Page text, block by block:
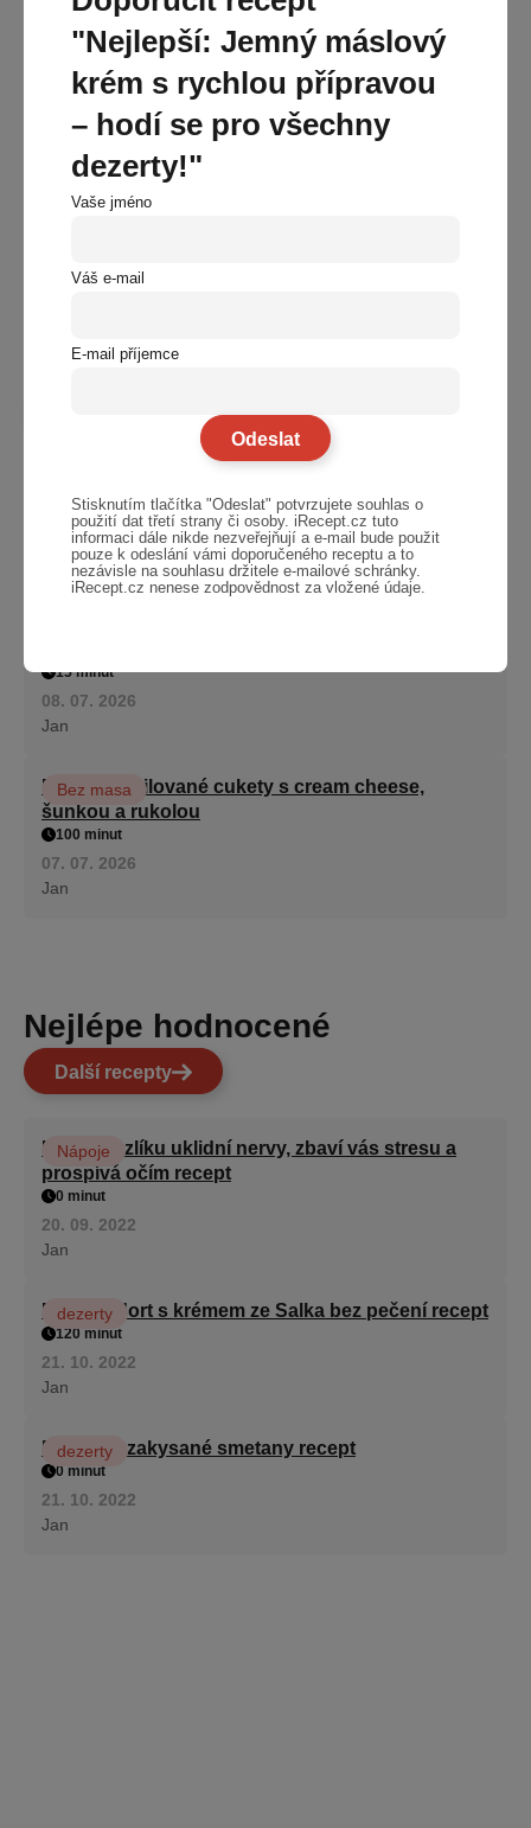
Podobné recepty
křupavá a zlatavá
30 minut
13. 07. 2026
15 minut
08. 07. 2026
Jan
Roláda z grilované cukety s cream cheese,
šunkou a rukolou
Bez masa
100 minut
07. 07. 2026
Jan
Nejlépe hodnocené
Další recepty
Kořen kozlíku uklidní nervy, zbaví vás stresu a
prospívá očím recept
Nápoje
0 minut
20. 09. 2022
Jan
Patrový dort s krémem ze Salka bez pečení recept
dezerty
120 minut
21. 10. 2022
Jan
Fánky ze zakysané smetany recept
dezerty
0 minut
21. 10. 2022
Jan
"Nejlepší: Jemný máslový
krém s rychlou přípravou
– hodí se pro všechny
dezerty!"
Vaše jméno
Váš e-mail
E-mail příjemce
Stisknutím tlačítka "Odeslat" potvrzujete souhlas o
použití dat třetí strany či osoby. iRecept.cz tuto
informaci dále nikde nezveřejňují a e-mail bude použit
pouze k odeslání vámi doporučeného receptu a to
nezávisle na souhlasu držitele e-mailové schránky.
iRecept.cz nenese zodpovědnost za vložené údaje.